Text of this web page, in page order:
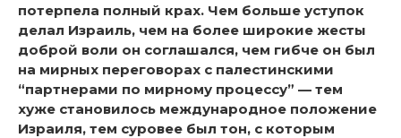
потерпела полный крах. Чем больше уступок
делал Израиль, чем на более широкие жесты
доброй воли он соглашался, чем гибче он был
на мирных переговорах с палестинскими
“партнерами по мирному процессу” — тем
хуже становилось международное положение
Израиля, тем суровее был тон, с которым